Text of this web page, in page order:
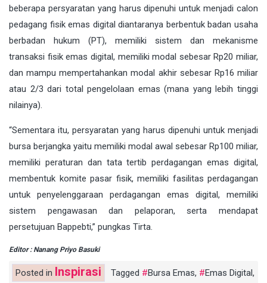
beberapa persyaratan yang harus dipenuhi untuk menjadi calon
pedagang fisik emas digital diantaranya berbentuk badan usaha
berbadan hukum (PT), memiliki sistem dan mekanisme
transaksi fisik emas digital, memiliki modal sebesar Rp20 miliar,
dan mampu mempertahankan modal akhir sebesar Rp16 miliar
atau 2/3 dari total pengelolaan emas (mana yang lebih tinggi
nilainya).
“Sementara itu, persyaratan yang harus dipenuhi untuk menjadi
bursa berjangka yaitu memiliki modal awal sebesar Rp100 miliar,
memiliki peraturan dan tata tertib perdagangan emas digital,
membentuk komite pasar fisik, memiliki fasilitas perdagangan
untuk penyelenggaraan perdagangan emas digital, memiliki
sistem pengawasan dan pelaporan, serta mendapat
persetujuan Bappebti,” pungkas Tirta.
Editor : Nanang Priyo Basuki
Posted in Inspirasi Tagged Bursa Emas, Emas Digital,